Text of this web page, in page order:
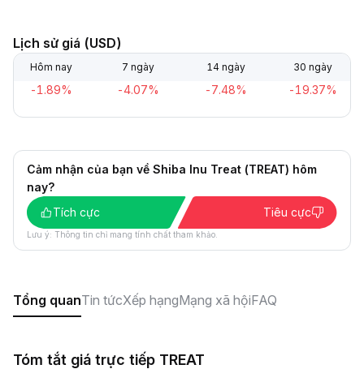
Lịch sử giá (USD)
Hôm nay 7 ngày 14 ngày 30 ngày
-1.89% -4.07% -7.48% -19.37%
Cảm nhận của bạn về Shiba Inu Treat (TREAT) hôm
nay?
Tích cực
Tiêu cực
Lưu ý: Thông tin chỉ mang tính chất tham khảo.
Tổng quanTin tứcXếp hạngMạng xã hộiFAQ
Tóm tắt giá trực tiếp TREAT